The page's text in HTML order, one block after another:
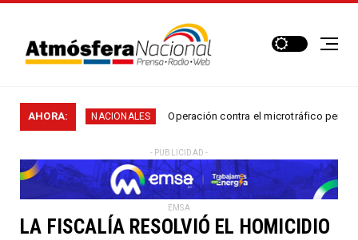
AHORA:NACIONALES Operación contra el microtráfico permitió que
- PUBLICIDAD -
EMSA
LA FISCALÍA RESOLVIÓ EL HOMICIDIO